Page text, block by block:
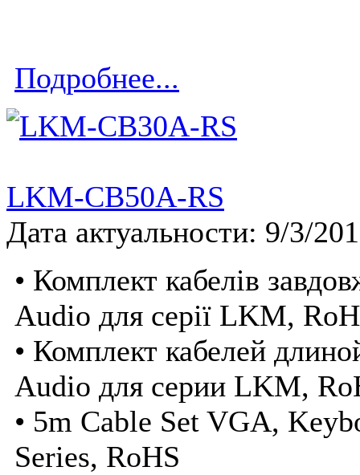
Подробнее...
LKM-CB50A-RS
Дата актуальности: 9/3/
• Комплект кабелів
Audio для серії LKM,
• Комплект кабелей
Audio для серии LKM,
• 5m Cable Set VGA,
Series, RoHS